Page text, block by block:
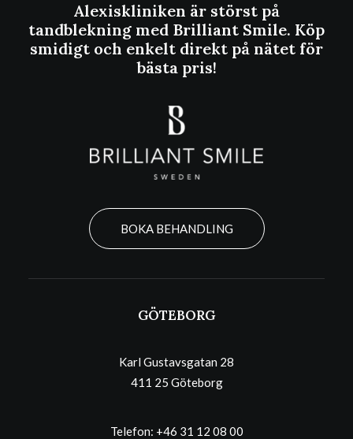
Alexiskliniken är störst på
tandblekning med Brilliant Smile. Köp
smidigt och enkelt direkt på nätet för
bästa pris!
BOKA BEHANDLING
GÖTEBORG
Karl Gustavsgatan 28
411 25 Göteborg
Telefon: +46 31 12 08 00